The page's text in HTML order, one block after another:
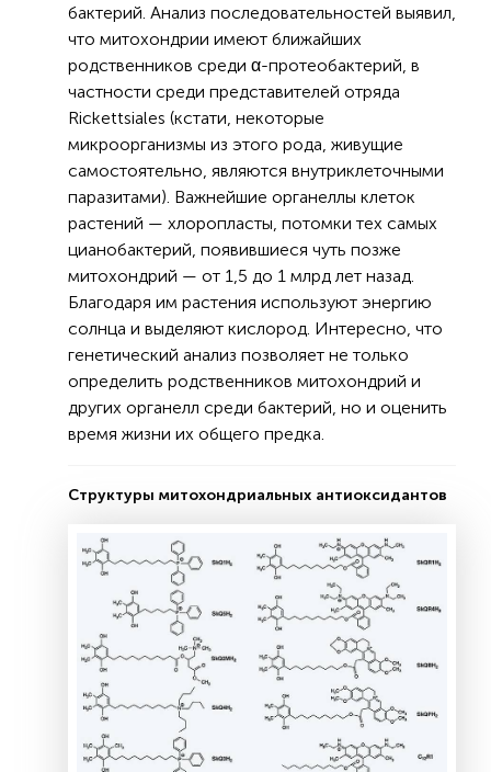
бактерий. Анализ последовательностей выявил,
что митохондрии имеют ближайших
родственников среди α-протеобактерий, в
частности среди представителей отряда
Rickettsiales (кстати, некоторые
микроорганизмы из этого рода, живущие
самостоятельно, являются внутриклеточными
паразитами). Важнейшие органеллы клеток
растений — хлоропласты, потомки тех самых
цианобактерий, появившиеся чуть позже
митохондрий — от 1,5 до 1 млрд лет назад.
Благодаря им растения используют энергию
солнца и выделяют кислород. Интересно, что
генетический анализ позволяет не только
определить родственников митохондрий и
других органелл среди бактерий, но и оценить
время жизни их общего предка.
Структуры митохондриальных антиоксидантов